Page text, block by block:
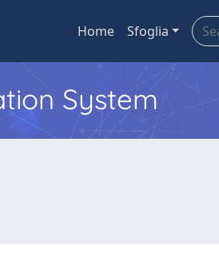
Home Sfoglia
System